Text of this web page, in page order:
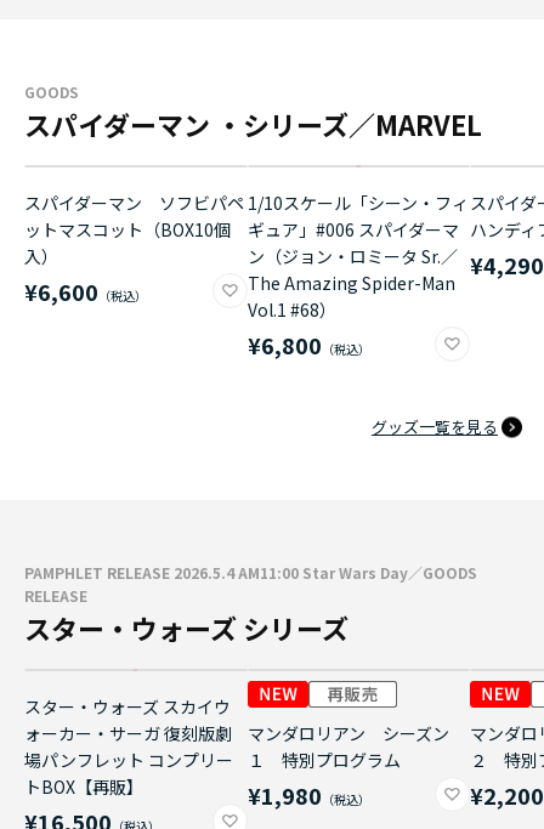
GOODS
スパイダーマン ・シリーズ／MARVEL
スパイダーマン ソフビパペ
ットマスコット（BOX10個
入）
¥6,600
1/10スケール「シーン・フィ
ギュア」#006 スパイダーマ
ン（ジョン・ロミータ Sr.／
The Amazing Spider-Man
Vol.1 #68）
¥6,800
スパイ
ハンディ
¥4,290
グッズ一覧を見る
PAMPHLET RELEASE 2026.5.4 AM11:00 Star Wars Day／GOODS
RELEASE
スター・ウォーズ シリーズ
スター・ウォーズ スカイウ
ォーカー・サーガ 復刻版劇
場パンフレット コンプリー
トBOX【再販】
¥16,500
マンダロリアン シーズン
１ 特別プログラム
¥1,980
マンダ
２ 特別
¥2,200